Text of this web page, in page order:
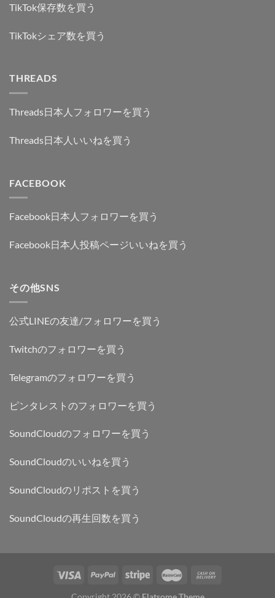
TikTok保存数を買う
TikTokシェア数を買う
THREADS
Threads日本人フォロワーを買う
Threads日本人いいねを買う
FACEBOOK
Facebook日本人フォロワーを買う
Facebook日本人投稿ページいいねを買う
その他SNS
公式LINEの友達/フォロワーを買う
Twitchのフォロワーを買う
Telegramのフォロワーを買う
ピンタレストのフォロワーを買う
SoundCloudのフォロワーを買う
SoundCloudのいいねを買う
SoundCloudのリポストを買う
SoundCloudの再生回数を買う